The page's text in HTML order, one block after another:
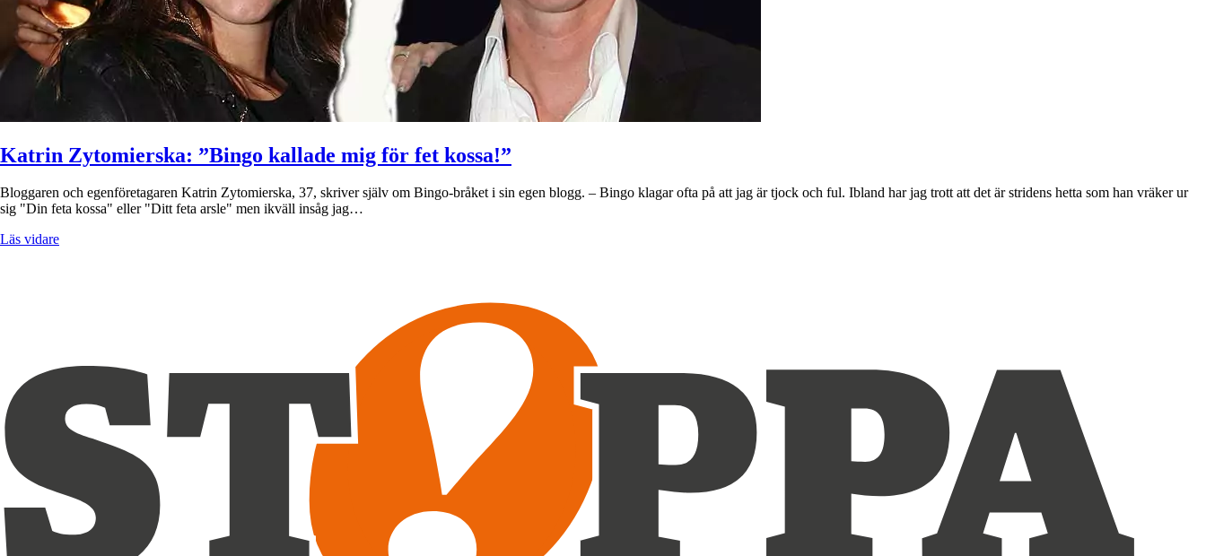
Katrin Zytomierska: ”Bingo kallade mig för fet kossa!”
Bloggaren och egenföretagaren Katrin Zytomierska, 37, skriver själv om Bingo-bråket i sin egen blogg. – Bingo klagar ofta på att jag är tjock och ful. Ibland har jag trott att det är stridens hetta som han vräker ur
sig "Din feta kossa" eller "Ditt feta arsle" men ikväll insåg jag…
Läs vidare